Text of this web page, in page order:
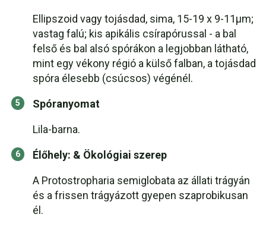
Ellipszoid vagy tojásdad, sima, 15-19 x 9-11μm;
vastag falú; kis apikális csírapórussal - a bal
felső és bal alsó spórákon a legjobban látható,
mint egy vékony régió a külső falban, a tojásdad
spóra élesebb (csúcsos) végénél.
Spóranyomat
Lila-barna.
Élőhely: & Ökológiai szerep
A Protostropharia semiglobata az állati trágyán
és a frissen trágyázott gyepen szaprobikusan
él.